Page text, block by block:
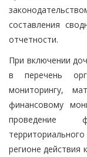
составления
отчетности.
При включении
в перечень
мониторингу,
финансовому
проведение
регионе действия